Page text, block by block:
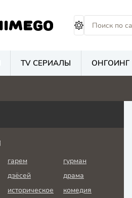
TV СЕРИАЛЫ ОНГОИНГ
гарем
гурман
дзёсей
драма
историческое
комедия